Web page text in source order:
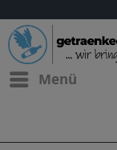
Menü